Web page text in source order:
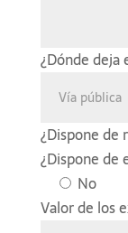
¿Dónde deja
¿Dispone de
¿Dispone de
No
Valor de los